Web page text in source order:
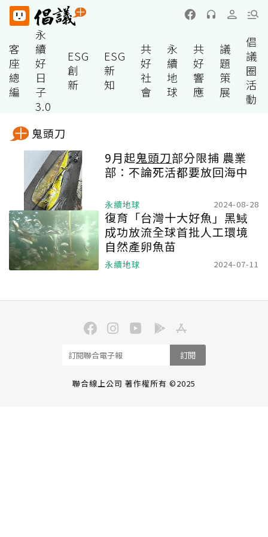
客
座
總
編
永
續
好
日
子
3.0
ESG
創
新
ESG
新
知
共
好
社
會
永
續
地
球
共
好
響
應
議
題
策
展
倡
議
圈
活
動
鬼頭刀
9月起鬼頭刀部分限捕 農業
部：不論死活都要放回海中
永續地球 2024-08-28
復育「台灣十大好魚」黑䱛
成功放流全球首批人工環境
自然產卵魚苗
永續地球 2024-07-11
訂閱
聯合線上公司 著作權所有 ©2025